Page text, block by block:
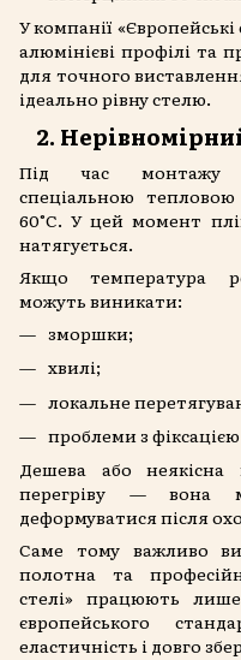
У компанії
алюмінієві профілі та
для точного
ідеально рівну стелю.
2.
Під час монтажу
спеціальною
60°C. У цей момент
натягується.
Якщо температура
можуть виникати:
зморшки;
хвилі;
локальне
проблеми з
Дешева або неякісна
перегріву — вона
деформуватися після
Саме тому важливо
полотна та
стелі» працюють
європейського
еластичність і довго